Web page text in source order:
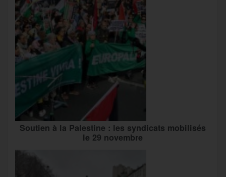
Soutien à la Palestine : les syndicats mobilisés
le 29 novembre